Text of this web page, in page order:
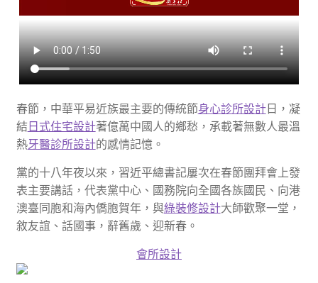
春節，中華平易近族最主要的傳統節身心診所設計日，凝
結日式住宅設計著億萬中國人的鄉愁，承載著無數人最溫
熱牙醫診所設計的感情記憶。
黨的十八年夜以來，習近平總書記屢次在春節團拜會上發
表主要講話，代表黨中心、國務院向全國各族國民、向港
澳臺同胞和海內僑胞賀年，與綠裝修設計大師歡聚一堂，
敘友誼、話國事，辭舊歲、迎新春。
會所設計